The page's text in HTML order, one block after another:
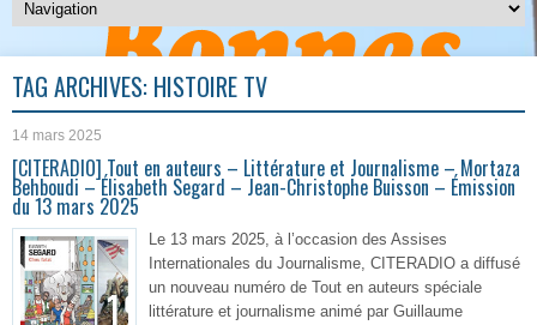
TAG ARCHIVES: HISTOIRE TV
14 mars 2025
[CITERADIO] Tout en auteurs – Littérature et Journalisme – Mortaza
Behboudi – Élisabeth Segard – Jean-Christophe Buisson – Émission
du 13 mars 2025
Le 13 mars 2025, à l’occasion des Assises
Internationales du Journalisme, CITERADIO a diffusé
un nouveau numéro de Tout en auteurs spéciale
littérature et journalisme animé par Guillaume